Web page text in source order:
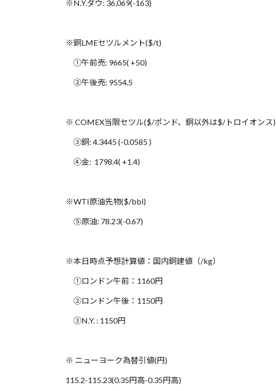
※N.Y.ダウ: 36,069(-163)
※銅LMEセツルメント($/t)
①午前売: 9665( +50)
②午後売: 9554.5
※ COMEX当限セツル($/ポンド、銅以外は$/トロイオンス)
③銅: 4.3445 (-0.0585 )
④金: 1798.4( +1.4)
※WTI原油先物($/bbl)
⑤原油: 78.23(-0.67)
※本日時点予想計算値：国内銅建値（/kg）
①ロンドン午前：1160円
②ロンドン午後：1150円
③N.Y. : 1150円
※ ニューヨーク為替引値(円)
115.2-115.23(0.35円高-0.35円高)